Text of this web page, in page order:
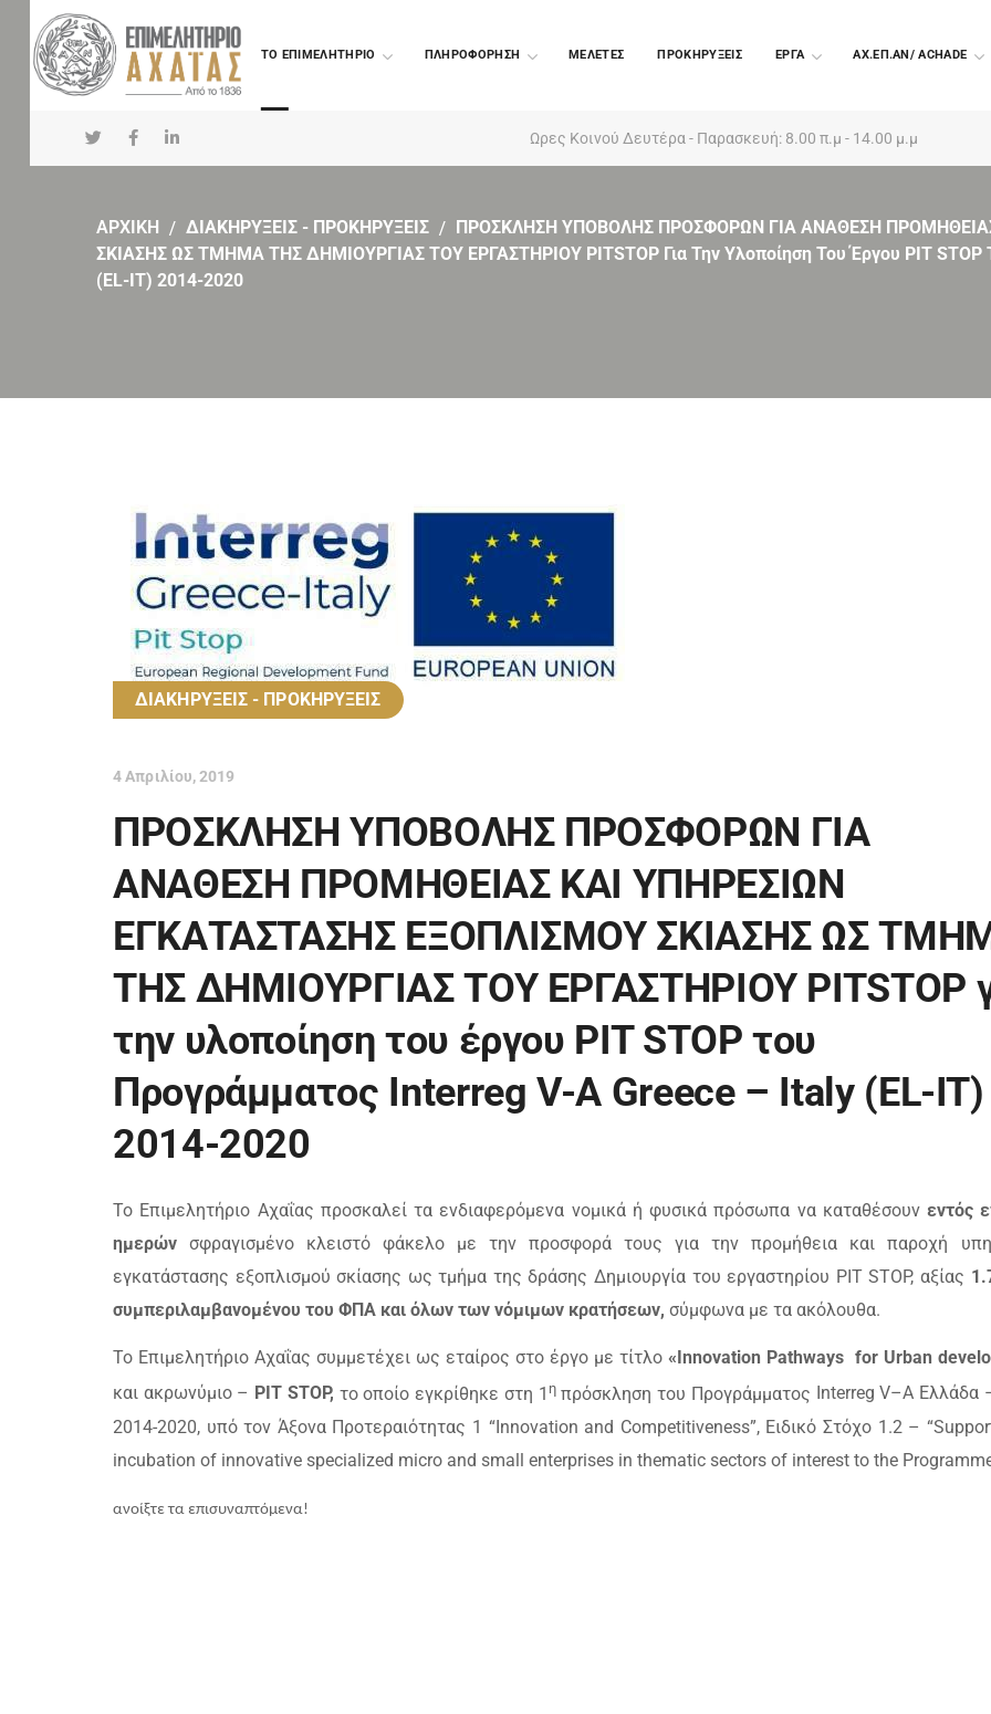
TO ΕΠΙΜΕΛΗΤΗΡΙΟ ΠΛΗΡΟΦΟΡΗΣΗ ΜΕΛΕΤΕΣ ΠΡΟΚΗΡΥΞΕΙΣ EΡΓΑ ΑΧ.ΕΠ.ΑΝ/ ACHADE
Ωρες Κοινού Δευτέρα - Παρασκευή: 8.00 π.μ - 14.00 μ.μ
ΑΡΧΙΚΗ ΔΙΑΚΗΡΥΞΕΙΣ - ΠΡΟΚΗΡΥΞΕΙΣ
ΠΡΟΣΚΛΗΣΗ ΥΠΟΒΟΛΗΣ ΠΡΟΣΦΟΡΩΝ ΓΙΑ ΑΝΑΘΕΣΗ
ΣΚΙΑΣΗΣ ΩΣ ΤΜΗΜΑ ΤΗΣ ΔΗΜΙΟΥΡΓΙΑΣ ΤΟΥ ΕΡΓΑΣΤΗΡΙΟΥ PITSTOP Για Την Υλοποίηση Του Έργου PIT STOP
(EL-IT) 2014-2020
ΔΙΑΚΗΡΥΞΕΙΣ - ΠΡΟΚΗΡΥΞΕΙΣ
4 Απριλίου, 2019
ΠΡΟΣΚΛΗΣΗ ΥΠΟΒΟΛΗΣ ΠΡΟΣΦΟΡΩΝ ΓΙΑ
ΑΝΑΘΕΣΗ ΠΡΟΜΗΘΕΙΑΣ ΚΑΙ ΥΠΗΡΕΣΙΩΝ
ΕΓΚΑΤΑΣΤΑΣΗΣ ΕΞΟΠΛΙΣΜΟΥ ΣΚΙΑΣΗΣ ΩΣ
ΤΗΣ ΔΗΜΙΟΥΡΓΙΑΣ ΤΟΥ ΕΡΓΑΣΤΗΡΙΟΥ PITSTOP
την υλοποίηση του έργου PIT STOP του
Προγράμματος Interreg V-A Greece – Italy (EL-IT)
2014-2020
Το Επιμελητήριο Αχαΐας προσκαλεί τα ενδιαφερόμενα νομικά ή φυσικά πρόσωπα να καταθέσουν εντός
ημερώνσφραγισμένο κλειστό φάκελο με την προσφορά τους για την προμήθεια και παροχή
εγκατάστασης εξοπλισμού σκίασης ως τμήμα της δράσης Δημιουργία του εργαστηρίου PIT STOP, αξίας
συμπεριλαμβανομένου του ΦΠΑ και όλων των νόμιμων κρατήσεων, σύμφωνα με τα ακόλουθα.
Το Επιμελητήριο Αχαΐας συμμετέχει ως εταίρος στο έργο με τίτλο« Innovation Pathways for Urban
και ακρωνύμιο – PIT STOP, το οποίο εγκρίθηκε στη 1 ηπρόσκληση του Προγράμματος Interreg V–A Ελλάδα
2014-2020, υπό τον Άξονα Προτεραιότητας 1 “Innovation and Competitiveness”, Ειδικό Στόχο 1.2 – “
incubation of innovative specialized micro and small enterprises in thematic sectors of interest to the
ανοίξτε τα επισυναπτόμενα!